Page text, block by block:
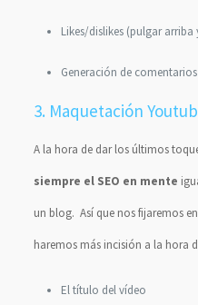
Likes/dislikes (pulgar arriba
Generación de comentarios
3. Maquetación
A la hora de dar los últimos
siempre el SEO en mente
un blog. Así que nos fijaremos
haremos más incisión a la hora
El título del vídeo